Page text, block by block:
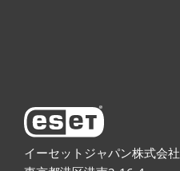
イーセットジャパン株式会社